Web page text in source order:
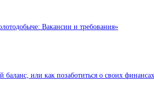
Вакансии и требования»
или как позаботиться о своих финансах